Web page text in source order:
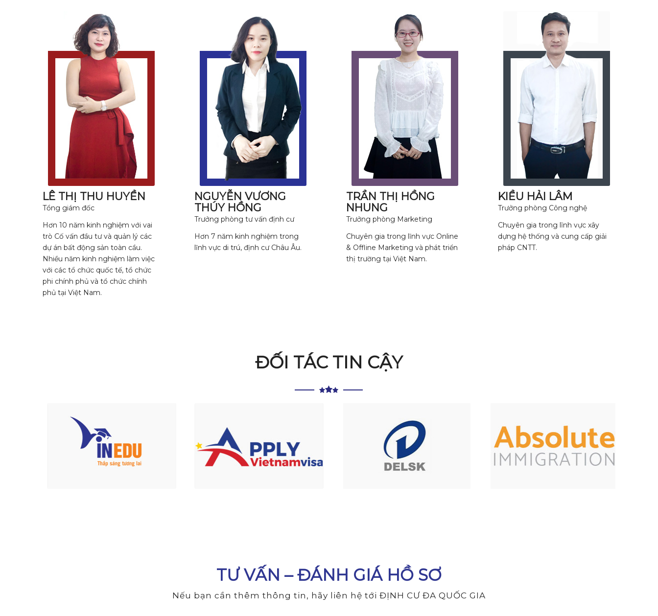
LÊ THỊ THU HUYỀN
Tổng giám đốc
Hơn 10 năm kinh nghiệm với vai
trò Cố vấn đầu tư và quản lý các
dự án bất động sản toàn cầu.
Nhiều năm kinh nghiệm làm việc
với các tổ chức quốc tế, tổ chức
phi chính phủ và tổ chức chính
phủ tại Việt Nam.
NGUYỄN VƯƠNG
THÚY HỒNG
Trưởng phòng tư vấn định cư
Hơn 7 năm kinh nghiệm trong
lĩnh vực di trú, định cư Châu Âu.
TRẦN THỊ HỒNG
NHUNG
Trưởng phòng Marketing
Chuyên gia trong lĩnh vực Online
& Offline Marketing và phát triển
thị trường tại Việt Nam.
KIỀU HẢI LÂM
Trưởng phòng Công nghệ
Chuyên gia trong lĩnh vực xây
dựng hệ thống và cung cấp giải
pháp CNTT.
ĐỐI TÁC TIN CẬY
TƯ VẤN – ĐÁNH GIÁ HỒ SƠ
Nếu bạn cần thêm thông tin, hãy liên hệ tới ĐỊNH CƯ ĐA QUỐC GIA